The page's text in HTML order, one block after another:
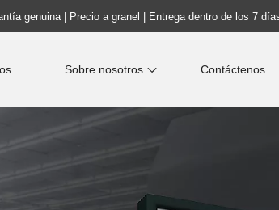
genuina | Precio a granel | Entrega dentro de los 7
Sobre nosotros Contáctenos